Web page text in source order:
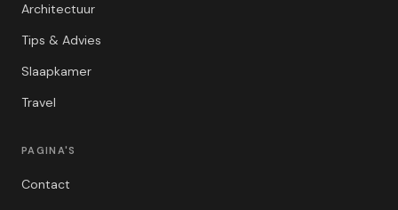
Architectuur
Tips & Advies
Slaapkamer
Travel
PAGINA'S
Contact